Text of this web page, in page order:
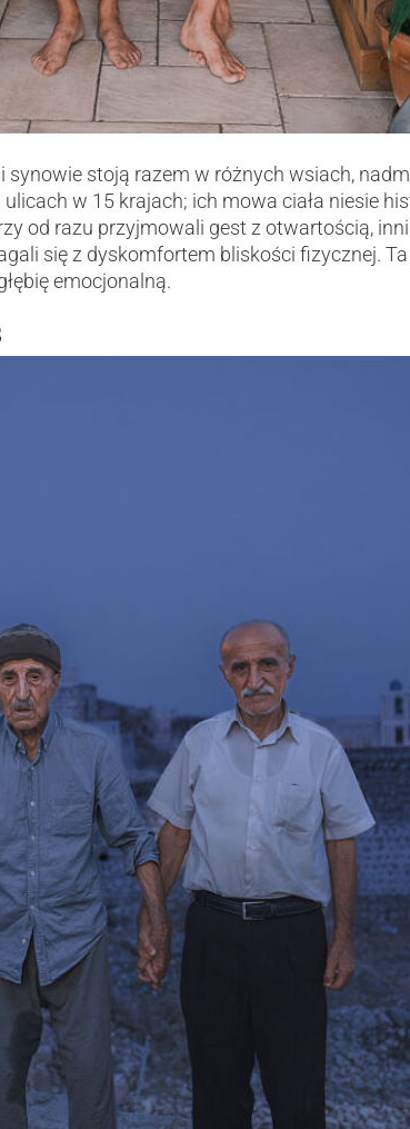
synowie stoją razem w różnych wsiach,
w 15 krajach; ich mowa ciała niesie
od razu przyjmowali gest z otwartością,
się z dyskomfortem bliskości fizycznej.
emocjonalną.